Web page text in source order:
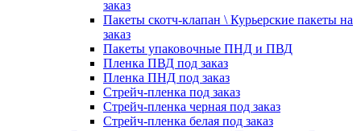
заказ
Пакеты скотч-клапан \ Курьерские пакеты на
заказ
Пакеты упаковочные ПНД и ПВД
Пленка ПВД под заказ
Пленка ПНД под заказ
Стрейч-пленка под заказ
Стрейч-пленка черная под заказ
Стрейч-пленка белая под заказ